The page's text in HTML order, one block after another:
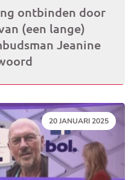
ontbinden door
(een lange)
Jeanine
DATUM:
20 JANUARI 2025